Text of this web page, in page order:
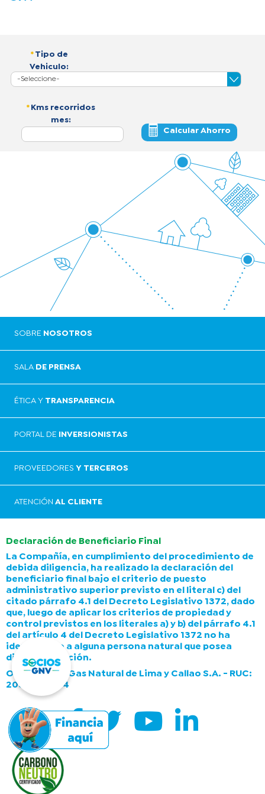
*Tipo de
Vehiculo:
*Kms recorridos
mes:
🖩 Calcular Ahorro
SOBRE NOSOTROS
SALA DE PRENSA
ÉTICA Y TRANSPARENCIA
PORTAL DE INVERSIONISTAS
PROVEEDORES Y TERCEROS
ATENCIÓN AL CLIENTE
Declaración de Beneficiario Final
La Compañía, en cumplimiento del procedimiento de
debida diligencia, ha realizado la declaración del
beneficiario final bajo el criterio de puesto
administrativo superior previsto en el literal c) del
citado párrafo 4.1 del Decreto Legislativo 1372, dado
que, luego de aplicar los criterios de propiedad y
control previstos en los literales a) y b) del párrafo 4.1
del artículo 4 del Decreto Legislativo 1372 no ha
identificado a alguna persona natural que posea
dicha calificación.
Operado por Gas Natural de Lima y Callao S.A. - RUC:
20503758114